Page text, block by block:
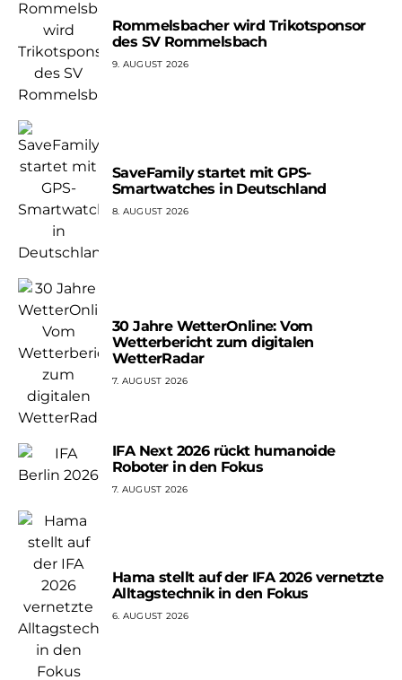
Rommelsbacher wird Trikotsponsor
des SV Rommelsbach
9. AUGUST 2026
SaveFamily startet mit GPS-
Smartwatches in Deutschland
8. AUGUST 2026
30 Jahre WetterOnline: Vom
Wetterbericht zum digitalen
WetterRadar
7. AUGUST 2026
IFA Next 2026 rückt humanoide
Roboter in den Fokus
7. AUGUST 2026
Hama stellt auf der IFA 2026 vernetzte
Alltagstechnik in den Fokus
6. AUGUST 2026